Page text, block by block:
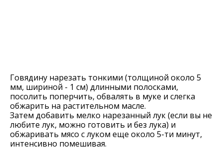
Говядину нарезать тонкими (толщиной около 5
мм, шириной - 1 см) длинными полосками,
посолить поперчить, обвалять в муке и слегка
обжарить на растительном масле.
Затем добавить мелко нарезанный лук (если вы не
любите лук, можно готовить и без лука) и
обжаривать мясо с луком еще около 5-ти минут,
интенсивно помешивая.